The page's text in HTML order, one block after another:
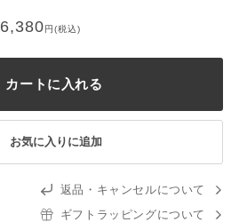
6,380円(税込)
カートに入れる
お気に入りに追加
返品・キャンセルについて
ギフトラッピングについて